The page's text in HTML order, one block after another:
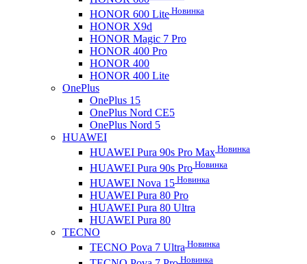
HONOR 600 Lite Новинка
HONOR X9d
HONOR Magic 7 Pro
HONOR 400 Pro
HONOR 400
HONOR 400 Lite
OnePlus
OnePlus 15
OnePlus Nord CE5
OnePlus Nord 5
HUAWEI
HUAWEI Pura 90s Pro Max Новинка
HUAWEI Pura 90s Pro Новинка
HUAWEI Nova 15 Новинка
HUAWEI Pura 80 Pro
HUAWEI Pura 80 Ultra
HUAWEI Pura 80
TECNO
TECNO Pova 7 Ultra Новинка
Новинка